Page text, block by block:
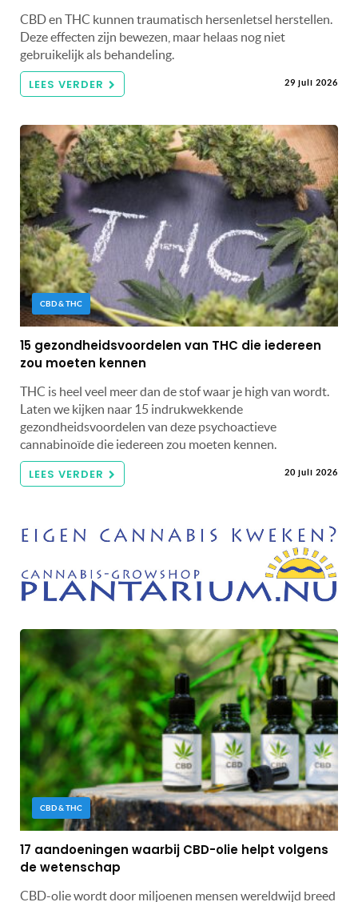
CBD en THC kunnen traumatisch hersenletsel herstellen.
Deze effecten zijn bewezen, maar helaas nog niet
gebruikelijk als behandeling.
LEES VERDER 29 juli 2026
CBD & THC
15 gezondheidsvoordelen van THC die iedereen
zou moeten kennen
THC is heel veel meer dan de stof waar je high van wordt.
Laten we kijken naar 15 indrukwekkende
gezondheidsvoordelen van deze psychoactieve
cannabinoïde die iedereen zou moeten kennen.
LEES VERDER 20 juli 2026
CBD & THC
17 aandoeningen waarbij CBD-olie helpt volgens
de wetenschap
CBD-olie wordt door miljoenen mensen wereldwijd breed